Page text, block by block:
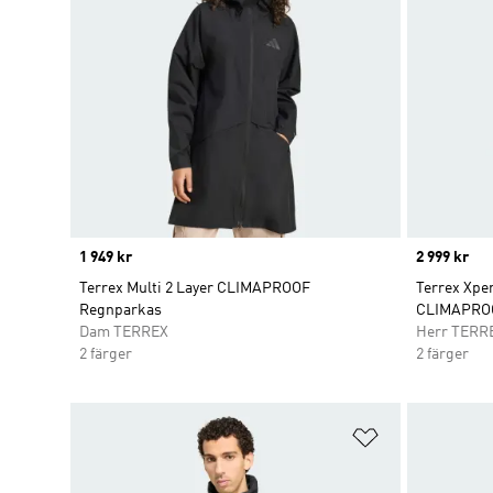
Price
1 949 kr
Terrex Multi 2 Layer CLIMAPROOF
Regnparkas
Dam TERREX
2 färger
Price
2 999 kr
Terrex
Herr
2 färger
Lägg till på